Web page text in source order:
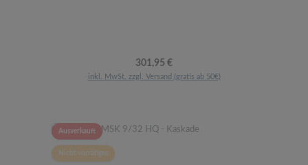
Regulärer Preis:
301,95 €
inkl. MwSt. zzgl. Versand (gratis ab 50€)
Ausverkauft
Nicht vorrätiges